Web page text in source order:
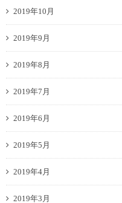
2019年10月
2019年9月
2019年8月
2019年7月
2019年6月
2019年5月
2019年4月
2019年3月